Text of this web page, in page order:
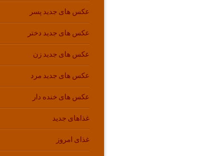
عکس های جدید پسر
عکس های جدید دختر
عکس های جدید زن
عکس های جدید مرد
عکس های خنده دار
غذاهای جدید
غذای امروز